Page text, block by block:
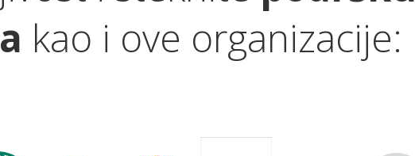
kao i ove organizacije: